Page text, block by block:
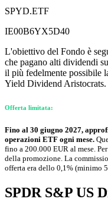
SPYD.ETF
IE00B6YX5D40
L'obiettivo del Fondo è
che pagano alti dividendi
il più fedelmente possibile
Yield Dividend Aristocrats.
Offerta limitata:
Fino al 30 giugno 2027,
operazioni ETF ogni mese.
fino a 200.000 EUR al mese.
della promozione. La
offerta era dello 0,1% (minimo
SPDR S&P US